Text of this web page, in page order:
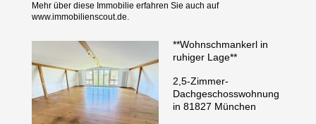
Mehr über diese Immobilie erfahren Sie auch auf
www.immobilienscout.de.
**Wohnschmankerl in
ruhiger Lage**
2,5-Zimmer-
Dachgeschosswohnung
in 81827 München